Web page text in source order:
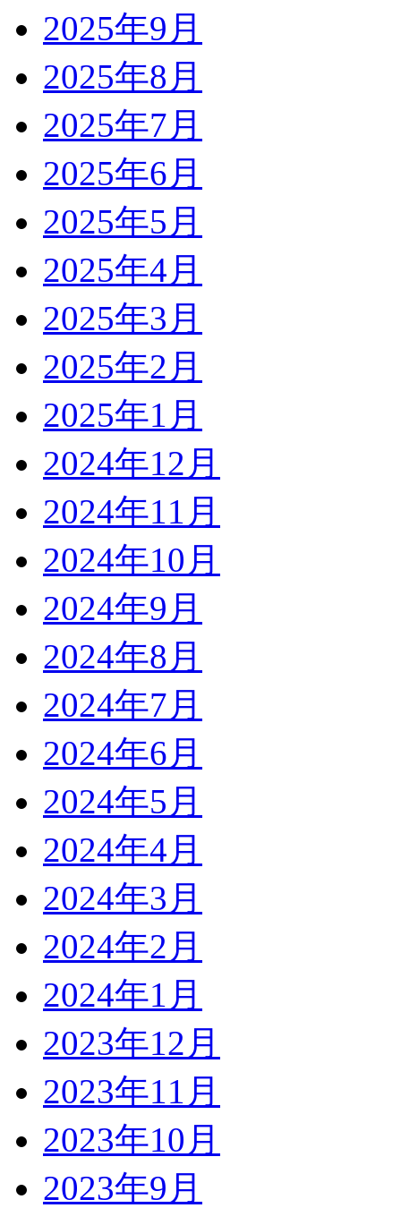
2025年9月
2025年8月
2025年7月
2025年6月
2025年5月
2025年4月
2025年3月
2025年2月
2025年1月
2024年12月
2024年11月
2024年10月
2024年9月
2024年8月
2024年7月
2024年6月
2024年5月
2024年4月
2024年3月
2024年2月
2024年1月
2023年12月
2023年11月
2023年10月
2023年9月